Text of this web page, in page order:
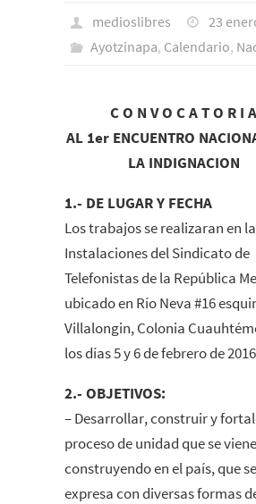
medioslibres
23
Ayotzinapa, Calendario,
C O N V O C A T O R I A
AL 1er ENCUENTRO
LA INDIGNACION
1.- DE LUGAR Y FECHA
Los trabajos se realizaran en la
Instalaciones del Sindicato de
Telefonistas de la República
ubicado en Río Neva #16
Villalongin, Colonia
los días 5 y 6 de febrero de
2.- OBJETIVOS:
– Desarrollar, construir y
proceso de unidad que se viene
construyendo en el país, que se
expresa con diversas formas